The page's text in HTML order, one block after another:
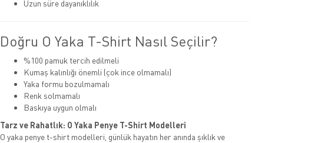
Uzun süre dayanıklılık
Doğru O Yaka T-Shirt Nasıl Seçilir?
%100 pamuk tercih edilmeli
Kumaş kalınlığı önemli (çok ince olmamalı)
Yaka formu bozulmamalı
Renk solmamalı
Baskıya uygun olmalı
Tarz ve Rahatlık: O Yaka Penye T-Shirt Modelleri
O yaka penye t-shirt modelleri, günlük hayatın her anında şıklık ve